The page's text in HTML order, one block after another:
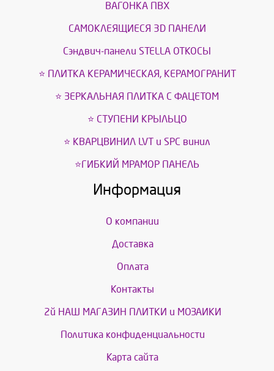
ВАГОНКА ПВХ
САМОКЛЕЯЩИЕСЯ 3D ПАНЕЛИ
Сэндвич-панели STELLA ОТКОСЫ
⭐ ПЛИТКА КЕРАМИЧЕСКАЯ, КЕРАМОГРАНИТ
⭐ ЗЕРКАЛЬНАЯ ПЛИТКА С ФАЦЕТОМ
⭐ СТУПЕНИ КРЫЛЬЦО
⭐ КВАРЦВИНИЛ LVT и SPС винил
⭐ГИБКИЙ МРАМОР ПАНЕЛЬ
Информация
О компании
Доставка
Оплата
Контакты
2й НАШ МАГАЗИН ПЛИТКИ и МОЗАИКИ
Политика конфиденциальности
Карта сайта